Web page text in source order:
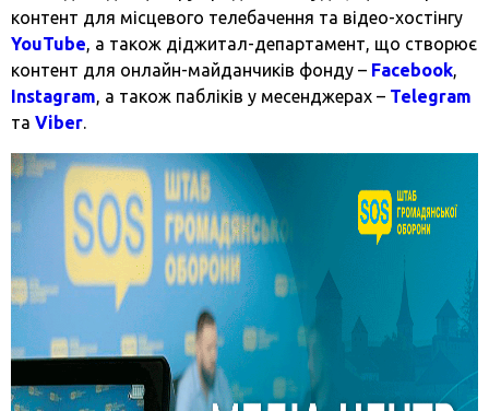
контент для місцевого телебачення та відео-хостінгу
YouTube, а також діджитал-департамент, що створює
контент для онлайн-майданчиків фонду – Facebook,
Instagram, а також пабліків у месенджерах – Telegram
та Viber.